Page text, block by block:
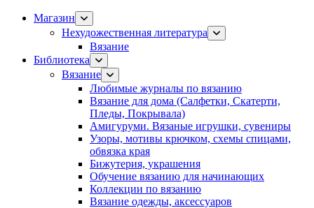
Магазин
Нехудожественная литература
Вязание
Библиотека
Вязание
Любимые журналы по вязанию
Вязание для дома (Салфетки, Скатерти,
Пледы, Покрывала)
Амигуруми. Вязаные игрушки, сувениры
Узоры, мотивы крючком, схемы спицами,
обвязка края
Бижутерия, украшения
Обучение вязанию для начинающих
Коллекции по вязанию
Вязание одежды, аксессуаров